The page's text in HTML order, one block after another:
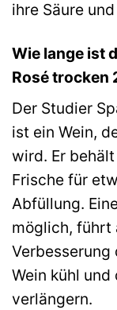
ihre Säure
Wie lange ist
Rosé trocken
Der Studier
ist ein Wein,
wird. Er
Frische für
Abfüllung.
möglich, führt
Verbesserung
Wein kühl
verlängern.